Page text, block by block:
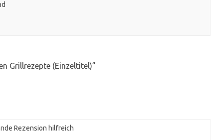
Grillrezepte (Einzeltitel)”
Rezension hilfreich